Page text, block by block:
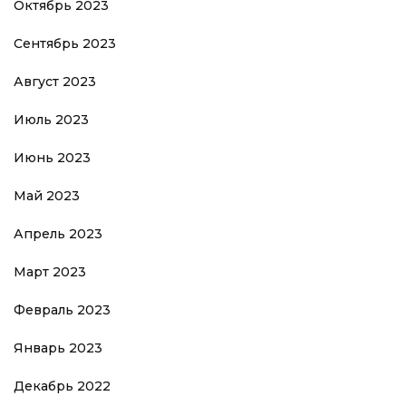
Октябрь 2023
Сентябрь 2023
Август 2023
Июль 2023
Июнь 2023
Май 2023
Апрель 2023
Март 2023
Февраль 2023
Январь 2023
Декабрь 2022